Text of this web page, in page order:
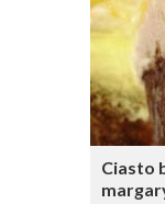
Ciasto